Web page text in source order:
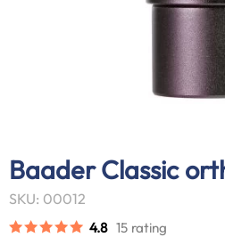
Baader Classic
SKU: 00012
4.8 15 rating